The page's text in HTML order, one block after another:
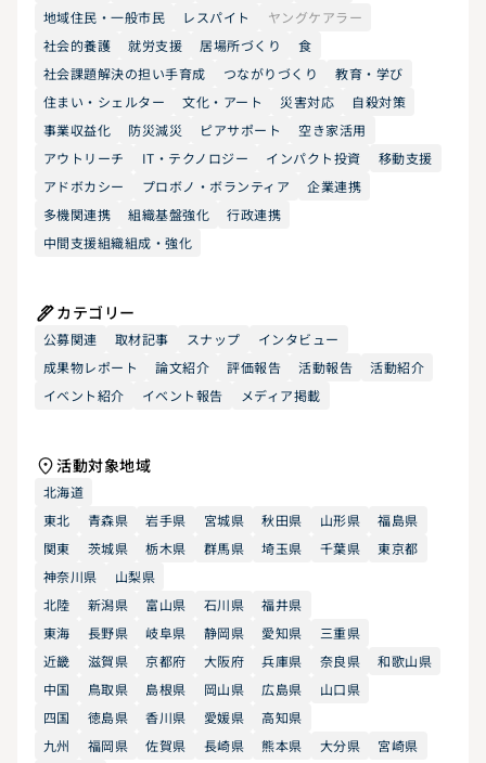
地域住民・一般市民 レスパイト
ヤングケアラー
社会的養護
就労支援 居場所づくり
食
社会課題解決の担い手育成
つながりづくり
教育・学び
住まい・シェルター
文化・アート 災害対応
自殺対策
事業収益化
防災減災 ピアサポート
空き家活用
アウトリーチ
IT・テクノロジー インパクト投資
移動支援
アドボカシー
プロボノ・ボランティア
企業連携
多機関連携
組織基盤強化
行政連携
中間支援組織組成・強化
カテゴリー
公募関連 取材記事 スナップ
インタビュー
成果物レポート
論文紹介 評価報告 活動報告
活動紹介
イベント紹介
イベント報告 メディア掲載
活動対象地域
北海道
東北
青森県 岩手県 宮城県 秋田県 山形県
福島県
関東
茨城県 栃木県 群馬県 埼玉県 千葉県
東京都
神奈川県
山梨県
北陸
新潟県 富山県 石川県
福井県
東海
長野県 岐阜県 静岡県 愛知県
三重県
近畿
滋賀県 京都府 大阪府 兵庫県 奈良県
和歌山県
中国
鳥取県 島根県 岡山県 広島県
山口県
四国
徳島県 香川県 愛媛県
高知県
九州
福岡県 佐賀県 長崎県 熊本県 大分県
宮崎県